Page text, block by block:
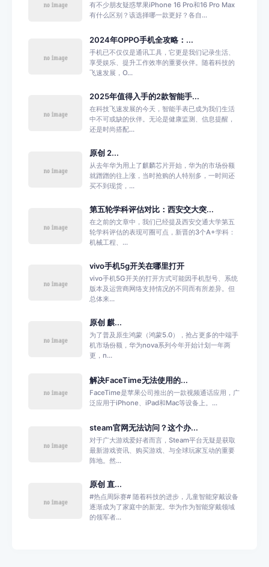
有不少朋友疑惑苹果iPhone 16 Pro和16 Pro Max
有什么区别？该选择哪一款更好？各自...
2024年OPPO手机全攻略：...
手机已不仅仅是通讯工具，它更是我们记录生活、
享受娱乐、提升工作效率的重要伙伴。随着科技的
飞速发展，O...
2025年值得入手的2款智能手...
在科技飞速发展的今天，智能手表已成为我们生活
中不可或缺的伙伴。无论是健康监测、信息提醒，
还是时尚搭配...
原创 2...
从去年华为用上了麒麟芯片开始，华为的市场份额
就蹭蹭的往上涨，当时抢购的人特别多，一时间还
买不到现货，...
第五轮学科评估对比：西安交大突...
在之前的文章中，我们已经提及西安交通大学第五
轮学科评估的表现可圈可点，新晋的3个A+学科：
机械工程、...
vivo手机5g开关在哪里打开
vivo手机5G开关的打开方式可能因手机型号、系统
版本及运营商网络支持情况的不同而有所差异。但
总体来...
原创 麒...
为了普及原生鸿蒙（鸿蒙5.0），抢占更多的中端手
机市场份额，华为nova系列今年开始计划一年两
更，n...
解决FaceTime无法使用的...
FaceTime是苹果公司推出的一款视频通话应用，广
泛应用于iPhone、iPad和Mac等设备上。...
steam官网无法访问？这个办...
对于广大游戏爱好者而言，Steam平台无疑是获取
最新游戏资讯、购买游戏、与全球玩家互动的重要
阵地。然...
原创 直...
#热点周际赛# 随着科技的进步，儿童智能穿戴设备
逐渐成为了家庭中的新宠。华为作为智能穿戴领域
的领军者...